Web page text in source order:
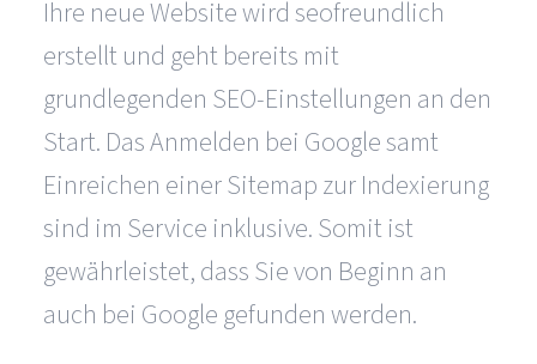
Ihre neue Website wird seofreundlich
erstellt und geht bereits mit
grundlegenden SEO-Einstellungen an den
Start. Das Anmelden bei Google samt
Einreichen einer Sitemap zur Indexierung
sind im Service inklusive. Somit ist
gewährleistet, dass Sie von Beginn an
auch bei Google gefunden werden.